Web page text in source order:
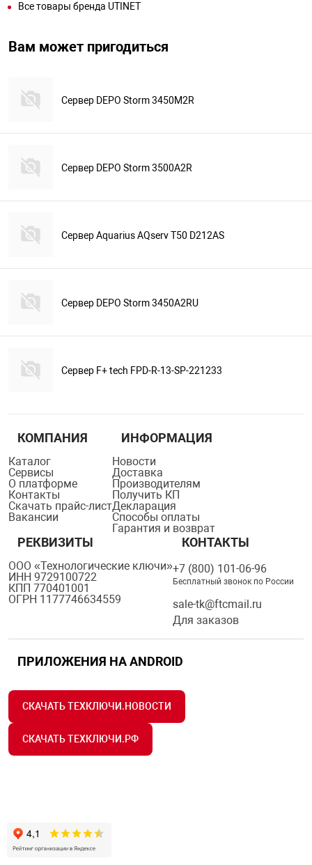
Все товары бренда UTINET
Вам может пригодиться
Сервер DEPO Storm 3450M2R
Сервер DEPO Storm 3500A2R
Сервер Aquarius AQserv T50 D212AS
Сервер DEPO Storm 3450A2RU
Сервер F+ tech FPD-R-13-SP-221233
КОМПАНИЯ
Каталог
Сервисы
О платформе
Контакты
Скачать прайс-лист
Вакансии
ИНФОРМАЦИЯ
Новости
Доставка
Производителям
Получить КП
Декларация
Способы оплаты
Гарантия и возврат
РЕКВИЗИТЫ
ООО «Технологические ключи»
ИНН 9729100722
КПП 770401001
ОГРН 1177746634559
КОНТАКТЫ
+7 (800) 101-06-96
Бесплатный звонок по России
sale-tk@ftcmail.ru
Для заказов
ПРИЛОЖЕНИЯ НА ANDROID
СКАЧАТЬ ТЕХКЛЮЧИ.НОВОСТИ
СКАЧАТЬ ТЕХКЛЮЧИ.РФ